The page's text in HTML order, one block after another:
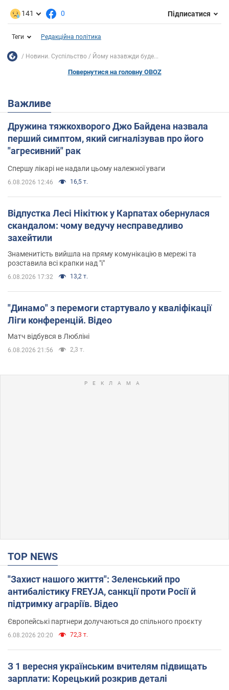
141 0 Підписатися
Теги Редакційна політика
Новини. Суспільство Йому назавжди буде...
Повернутися на головну OBOZ
Важливе
Дружина тяжкохворого Джо Байдена назвала
перший симптом, який сигналізував про його
"агресивний" рак
Спершу лікарі не надали цьому належної уваги
6.08.2026 12:46 16,5 т.
Відпустка Лесі Нікітюк у Карпатах обернулася
скандалом: чому ведучу несправедливо
захейтили
Знаменитість вийшла на пряму комунікацію в мережі та
розставила всі крапки над "і"
6.08.2026 17:32 13,2 т.
"Динамо" з перемоги стартувало у кваліфікації
Ліги конференцій. Відео
Матч відбувся в Любліні
6.08.2026 21:56 2,3 т.
TOP NEWS
"Захист нашого життя": Зеленський про
антибалістику FREYJA, санкції проти Росії й
підтримку аграріїв. Відео
Європейські партнери долучаються до спільного проєкту
6.08.2026 20:20 72,3 т.
З 1 вересня українським вчителям підвищать
зарплати: Корецький розкрив деталі